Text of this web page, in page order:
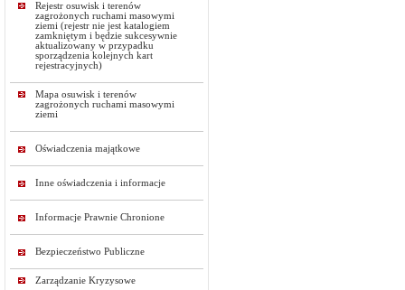
Rejestr osuwisk i terenów
zagrożonych ruchami masowymi
ziemi (rejestr nie jest katalogiem
zamkniętym i będzie sukcesywnie
aktualizowany w przypadku
sporządzenia kolejnych kart
rejestracyjnych)
Mapa osuwisk i terenów
zagrożonych ruchami masowymi
ziemi
Oświadczenia majątkowe
Inne oświadczenia i informacje
Informacje Prawnie Chronione
Bezpieczeństwo Publiczne
Zarządzanie Kryzysowe